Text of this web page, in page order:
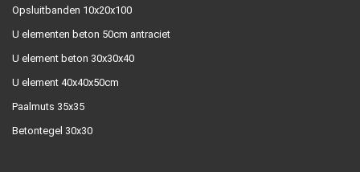
Opsluitbanden 10x20x100
U elementen beton 50cm antraciet
U element beton 30x30x40
U element 40x40x50cm
Paalmuts 35x35
Betontegel 30x30